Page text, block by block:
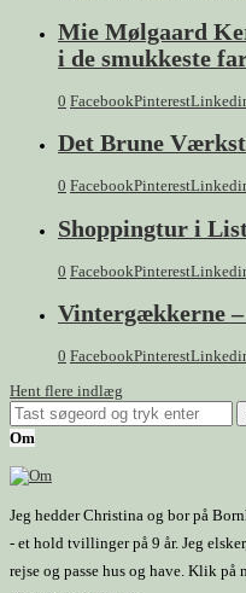
Mie Mølgaard
i de smukkeste
0 FacebookPinterest
Det Brune
0 FacebookPinterest
Shoppingtur i
0 FacebookPinterest
Vintergækkerne –
0 FacebookPinterest
Hent flere indlæg
Om
Jeg hedder Christina og bor på
- et hold tvillinger på 9 år. Jeg
rejse og passe hus og have. Klik